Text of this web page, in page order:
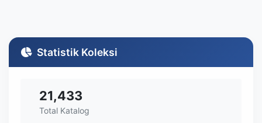
Statistik Koleksi
21,433
Total Katalog